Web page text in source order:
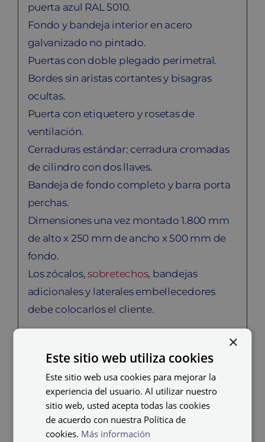
puerta azul RAL 5010.
Fondo y bandeja interior en acero
galvanizado no pintado.
Puertas con doble plegado perimetral.
Bordes sin aristas cortantes y bisagras
ocultas.
Puerta con etiquetero y rosetas de
ventilación.
Cerraduras estándar: cerradura cromadas
de cilindro con dos llaves.
Bandeja de fondo completo y barra porta
perchas.
Dimensiones una vez montado 1.800 mm
de alto x 250 mm de ancho x 500 mm de
fondo.
Los zócalos,sobretechos, bandejas
adicionales y laterales embellecedores
debe colocarlos el cliente.
Productos relacionados
×
Este sitio web utiliza cookies
Este sitio web usa cookies para mejorar la
experiencia del usuario. Al utilizar nuestro
sitio web, usted acepta todas las cookies
de acuerdo con nuestra Política de
cookies. Más información